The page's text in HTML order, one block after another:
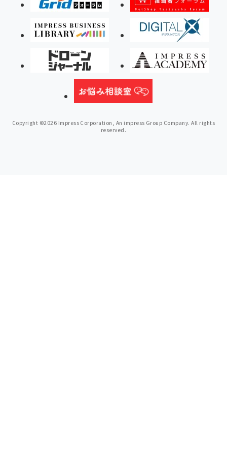
Copyright ©2026 Impress Corporation, An impress Group Company. All rights
reserved.